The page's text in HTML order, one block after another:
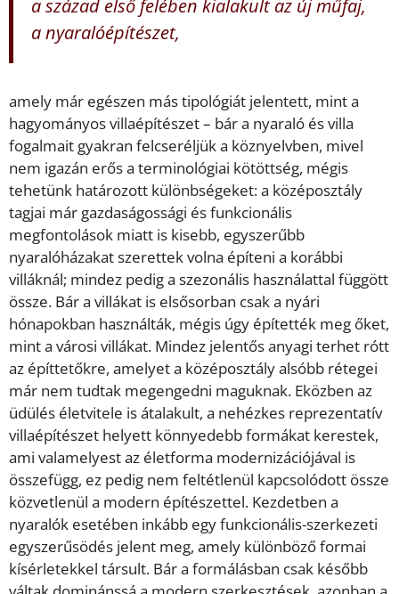
a század első felében kialakult az új műfaj,
a nyaralóépítészet,
amely már egészen más tipológiát jelentett, mint a
hagyományos villaépítészet – bár a nyaraló és villa
fogalmait gyakran felcseréljük a köznyelvben, mivel
nem igazán erős a terminológiai kötöttség, mégis
tehetünk határozott különbségeket: a középosztály
tagjai már gazdaságossági és funkcionális
megfontolások miatt is kisebb, egyszerűbb
nyaralóházakat szerettek volna építeni a korábbi
villáknál; mindez pedig a szezonális használattal függött
össze. Bár a villákat is elsősorban csak a nyári
hónapokban használták, mégis úgy építették meg őket,
mint a városi villákat. Mindez jelentős anyagi terhet rótt
az építtetőkre, amelyet a középosztály alsóbb rétegei
már nem tudtak megengedni maguknak. Eközben az
üdülés életvitele is átalakult, a nehézkes reprezentatív
villaépítészet helyett könnyedebb formákat kerestek,
ami valamelyest az életforma modernizációjával is
összefügg, ez pedig nem feltétlenül kapcsolódott össze
közvetlenül a modern építészettel. Kezdetben a
nyaralók esetében inkább egy funkcionális-szerkezeti
egyszerűsödés jelent meg, amely különböző formai
kísérletekkel társult. Bár a formálásban csak később